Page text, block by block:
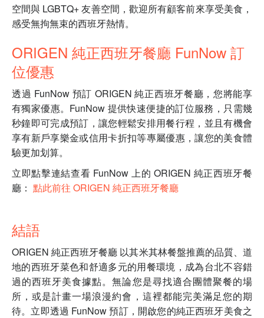
空間與 LGBTQ+ 友善空間，歡迎所有顧客前來享受美食，
感受無拘無束的西班牙熱情。
ORIGEN 純正西班牙餐廳 FunNow 訂
位優惠
透過 FunNow 預訂 ORIGEN 純正西班牙餐廳，您將能享
有獨家優惠。FunNow 提供快速便捷的訂位服務，只需幾
秒鐘即可完成預訂，讓您輕鬆安排用餐行程，並且有機會
享有新戶享樂金或信用卡折扣等專屬優惠，讓您的美食體
驗更加划算。
立即點擊連結查看 FunNow 上的 ORIGEN 純正西班牙餐
廳： 點此前往 ORIGEN 純正西班牙餐廳
結語
ORIGEN 純正西班牙餐廳 以其米其林餐盤推薦的品質、道
地的西班牙菜色和舒適多元的用餐環境，成為台北不容錯
過的西班牙美食據點。無論您是尋找適合團體聚餐的場
所，或是計畫一場浪漫約會，這裡都能完美滿足您的期
待。立即透過 FunNow 預訂，開啟您的純正西班牙美食之